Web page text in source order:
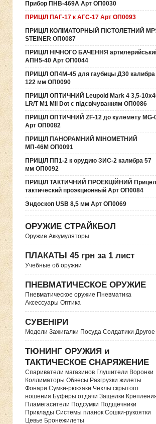
Прибор ПНВ-469А Арт ОП0030
ПРИЦІЛ ПАГ-17 к АГС-17 Арт ОП0093
ПРИЦІЛ КОЛІМАТОРНЫЙ ПІСТОЛЕТНИЙ
STEINER ОП0087
ПРИЦІЛ НІЧНОГО БАЧЕННЯ
АПН5-40 Арт ОП0044
ПРИЦІЛ ОП4М-45 для гаубицы Д30 калибра
122 мм ОП0090
ПРИЦІЛ ОПТИЧНИЙ Leupold Mark 4 3,5-
LR/T M1 Mil Dot с підсвічуванням ОП0086
ПРИЦІЛ ОПТИЧНИЙ ZF-12 до кулемету MG-
Арт ОП0082
ПРИЦІЛ ПАНОРАМНИЙ МІНОМЕТНИЙ
МП-46М ОП0091
ПРИЦІЛ ПП1-2 к орудию ЗИС-2 калибра 57
мм ОП0092
ПРИЦІЛ ТАКТИЧНИЙ ПРОЕКЦІЙНИЙ Прицел
тактический проэкционный Арт ОП0084
Эндоскоп USB 8,5 мм Арт ОП0069
ОРУЖИЕ СТРАЙКБОЛ
Оружие Аккумуляторы
ПЛАКАТЫ 45 грн за 1 лист
Учебные об оружии
ПНЕВМАТИЧЕСКОЕ ОРУЖИЕ
Пневматическое оружие Пневматика
Аксессуары Оптика
СУВЕНІРИ
Модели Зажигалки Посуда Солдатики Другое
ТЮНИНГ ОРУЖИЯ и
ТАКТИЧЕСКОЕ СНАРЯЖЕНИЕ
Спариватели магазинов Глушители Воронки
Коллиматоры Обвесы Разгрузки жилеты
Фонари Сумки-рюкзаки Чехлы скрытого
ношения Буферы отдачи Защелки
Пламегасители Подсумки Подщечники
Приклады Системы планок Сошки-рукоятки
Цевье Бронежилеты